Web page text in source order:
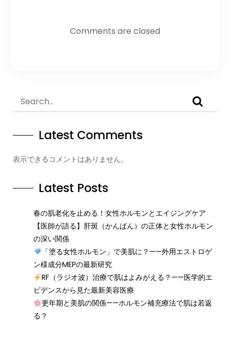
Comments are closed
Latest Comments
表示できるコメントはありません。
Latest Posts
春の肌老化を止める！女性ホルモンとエイジングケア
【医師が語る】肝斑（かんぱん）の正体と女性ホルモン
の深い関係
「塗る女性ホルモン」で美肌に？——外用エストロゲ
ン様成分MEPの最新研究
RF（ラジオ波）治療で肌はよみがえる？——医学的エ
ビデンスから見た最新美容医療
更年期と美肌の関係——ホルモン補充療法で肌は若返
る？